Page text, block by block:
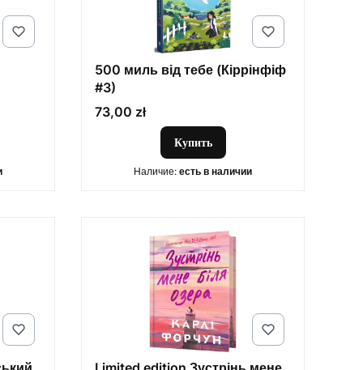
500 миль від тебе (Кіррінфіф
#3)
Цена
73,00 zł
Купить
Наличие: есть в наличии